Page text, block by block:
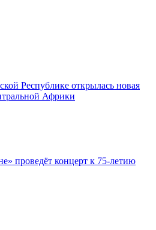
Республике открылась новая
Африки
проведёт концерт к 75-летию